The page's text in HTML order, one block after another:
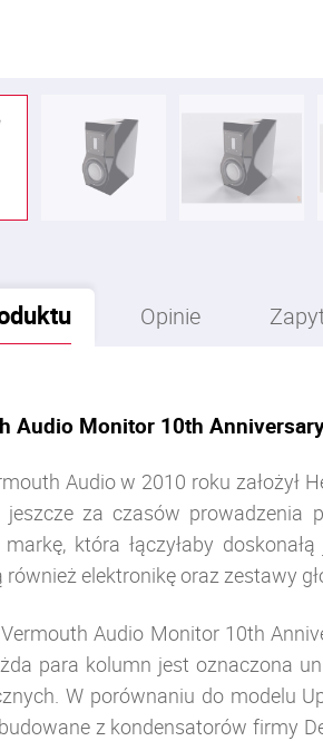
Opinie
Audio Monitor 10th
Audio w 2010 roku założył
jeszcze za czasów prowadzenia
która łączyłaby
również elektronikę oraz zestawy
Audio Monitor 10th
para kolumn jest oznaczona
W porównaniu do modelu
z kondensatorów firmy